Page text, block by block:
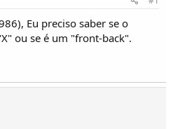
Eu preciso saber se o
ou se é um "front-back".